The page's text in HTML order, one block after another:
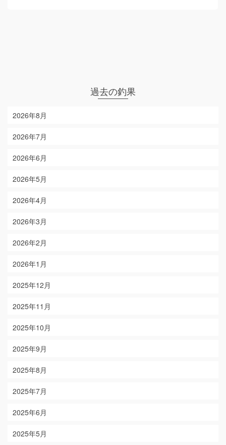
過去の釣果
2026年8月
2026年7月
2026年6月
2026年5月
2026年4月
2026年3月
2026年2月
2026年1月
2025年12月
2025年11月
2025年10月
2025年9月
2025年8月
2025年7月
2025年6月
2025年5月